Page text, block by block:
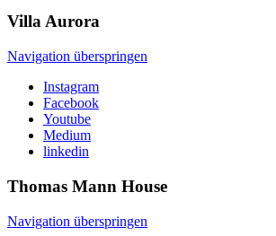
VillaAurora
Navigation überspringen
Instagram
Facebook
Youtube
Medium
linkedin
Thomas Mann House
Navigation überspringen